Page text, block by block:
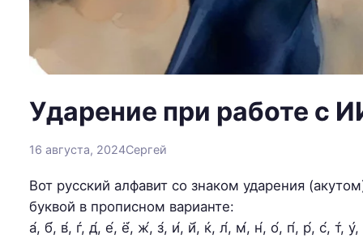
Ударение при работе с
16 августа, 2024Сергей
Вот русский алфавит со знаком ударения
буквой в прописном варианте:
а́, б́, в́, ѓ, д́, е́, ё́, ж́, з́, и́, й́, ќ, л́, м́, н́, о́, п́, р́, с́, т́,